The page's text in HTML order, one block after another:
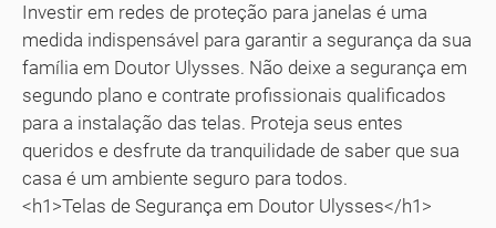
Investir em redes de proteção para janelas é uma
medida indispensável para garantir a segurança da sua
família em Doutor Ulysses. Não deixe a segurança em
segundo plano e contrate profissionais qualificados
para a instalação das telas. Proteja seus entes
queridos e desfrute da tranquilidade de saber que sua
casa é um ambiente seguro para todos.
<h1>Telas de Segurança em Doutor Ulysses</h1>